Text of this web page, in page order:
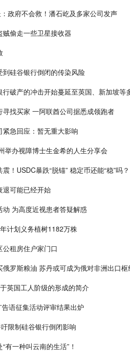
政府不会救！潘石屹及多家公司发声
偷走一些卫星接收器
硅谷银行倒闭的传染风险
破产的冲击开始蔓延至英国、新加坡
找买家 一阿联酋公司据悉成领跑者
急回应：暂无重大影响
举办视障博士生金希的人生分享会
！USDC暴跌“脱锚” 稳定币还能“稳”吗？
退可能已经开始
动 为高度近视患者答疑解惑
计划义务植树1182万株
租房住户家门口
罗斯粮油 苏丹或可成为俄对非洲出口枢
英国工人阶级的形成的简介
语征集活动评审结果出炉
限制硅谷银行倒闭影响
有一种叫云南的生活”！